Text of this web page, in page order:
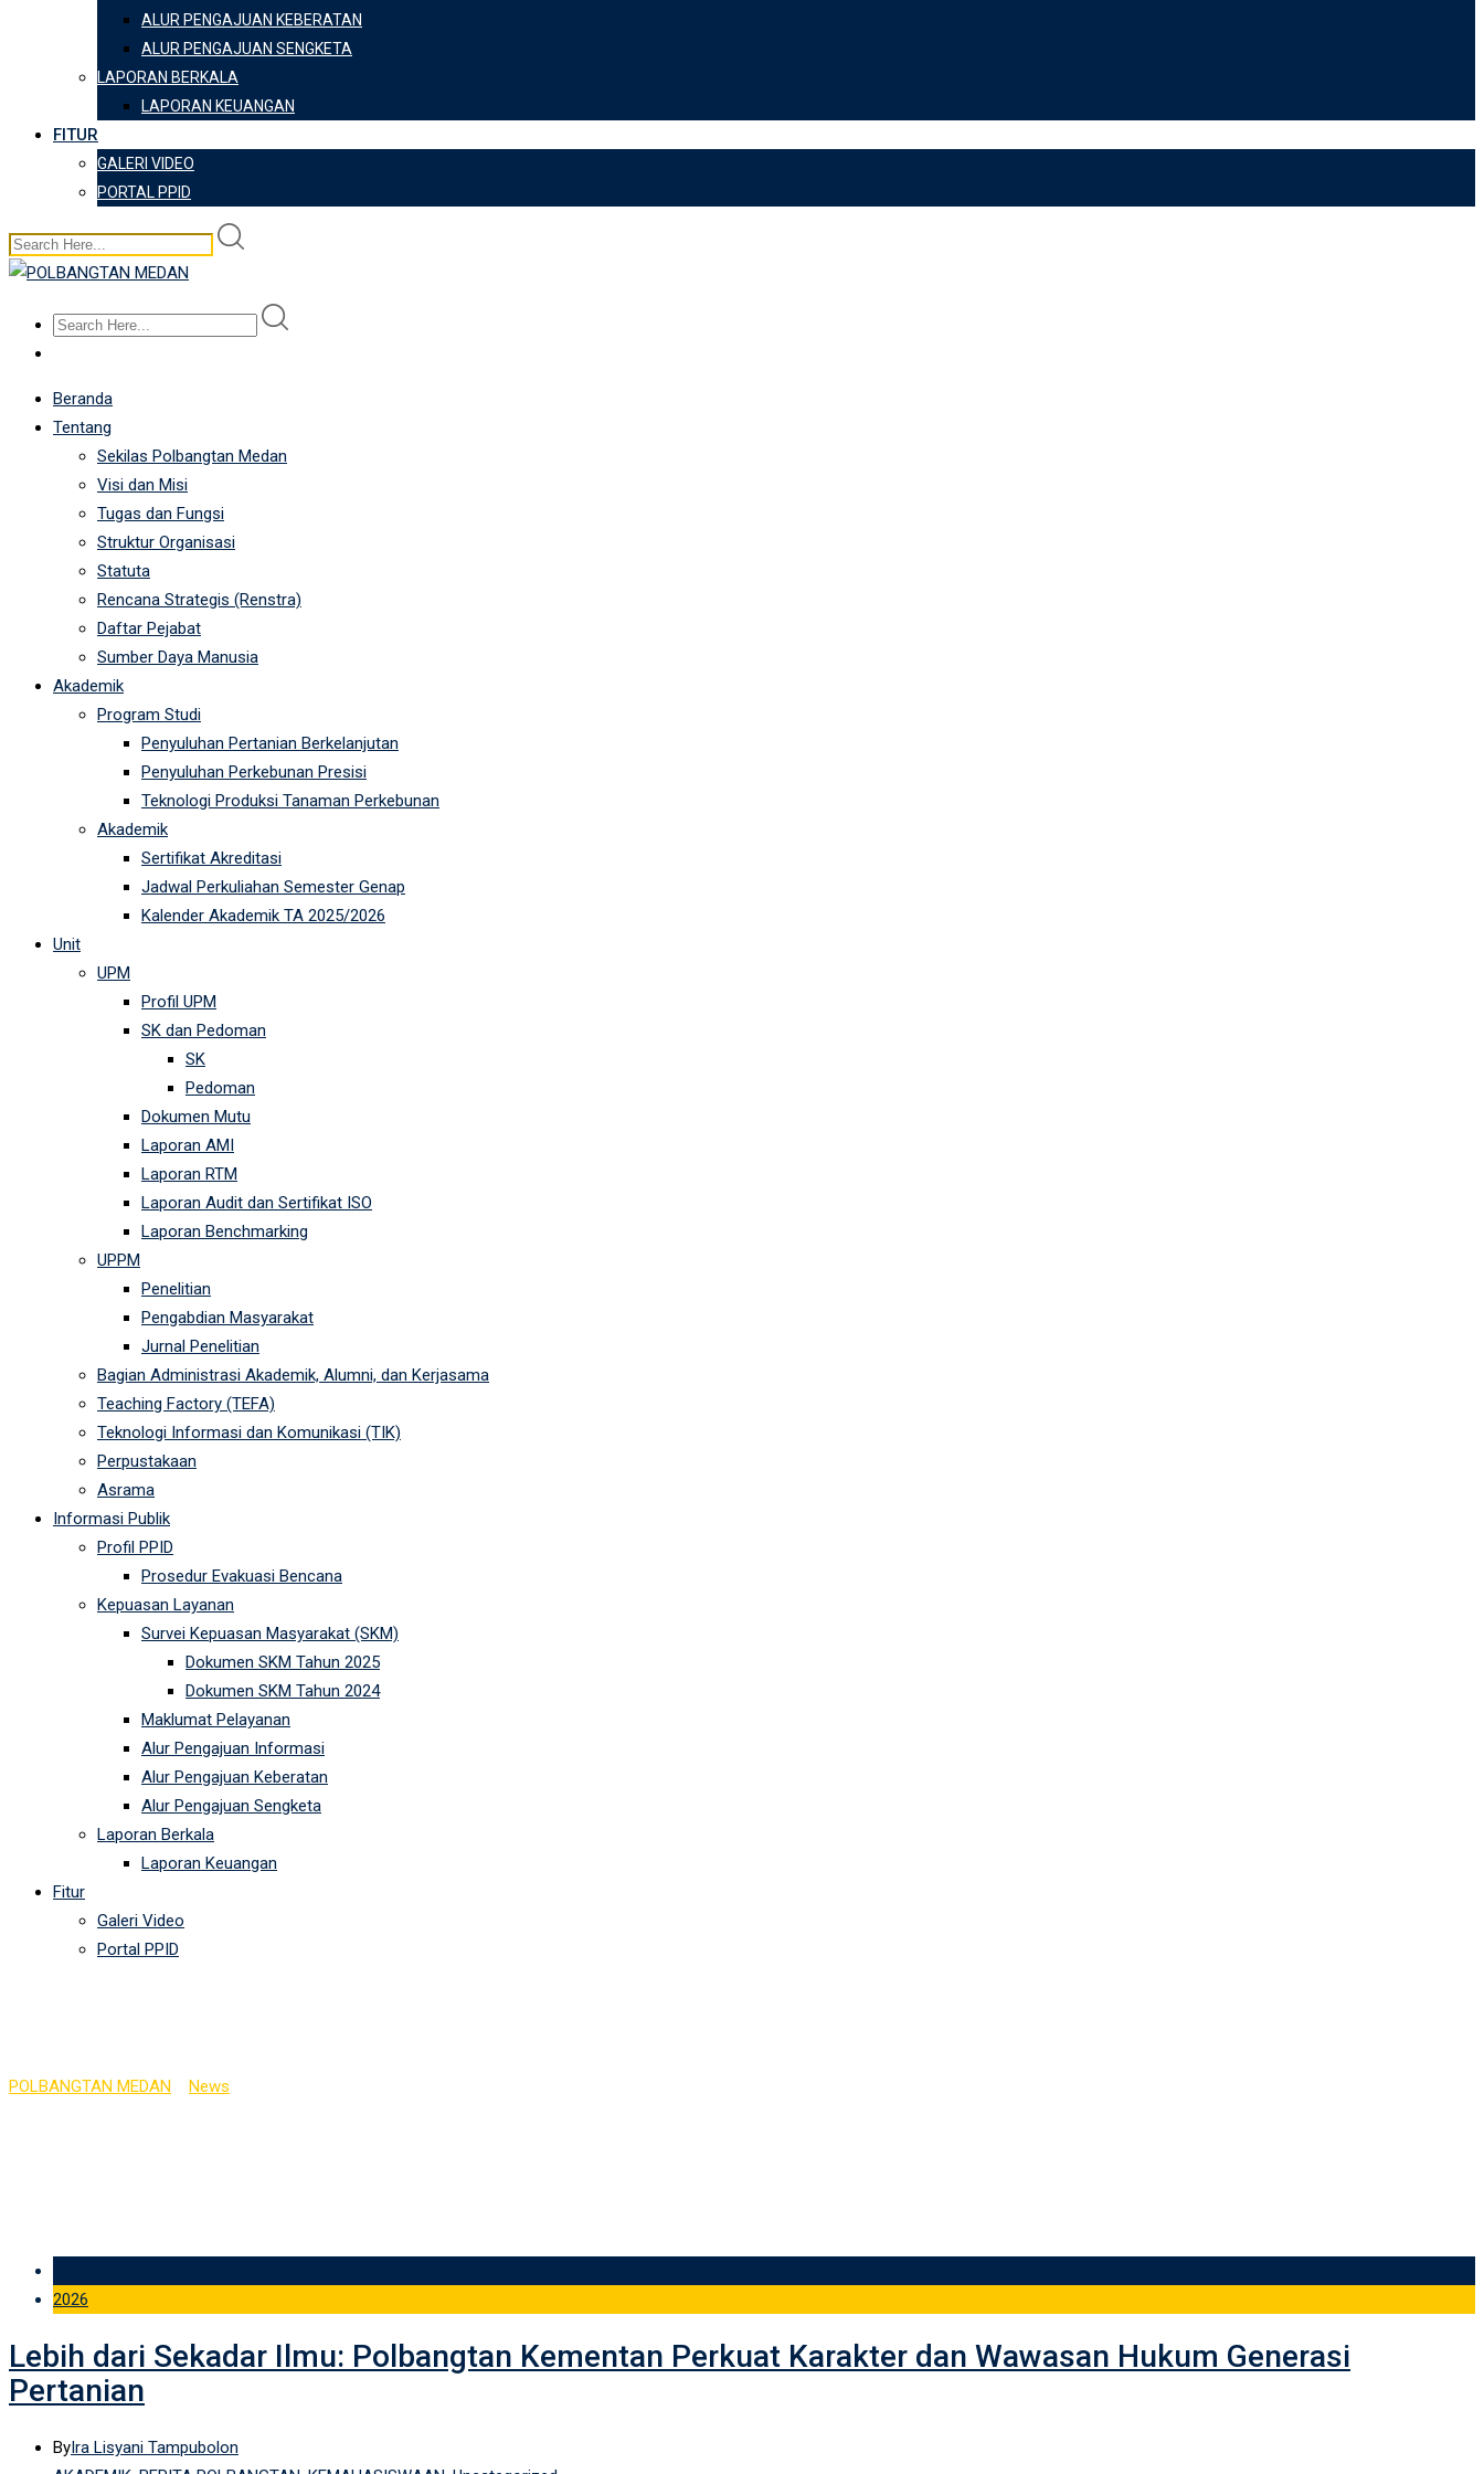
ALUR PENGAJUAN KEBERATAN
ALUR PENGAJUAN SENGKETA
LAPORAN BERKALA
LAPORAN KEUANGAN
FITUR
GALERI VIDEO
PORTAL PPID
Beranda
Tentang
Sekilas Polbangtan Medan
Visi dan Misi
Tugas dan Fungsi
Struktur Organisasi
Statuta
Rencana Strategis (Renstra)
Daftar Pejabat
Sumber Daya Manusia
Akademik
Program Studi
Penyuluhan Pertanian Berkelanjutan
Penyuluhan Perkebunan Presisi
Teknologi Produksi Tanaman Perkebunan
Akademik
Sertifikat Akreditasi
Jadwal Perkuliahan Semester Genap
Kalender Akademik TA 2025/2026
Unit
UPM
Profil UPM
SK dan Pedoman
SK
Pedoman
Dokumen Mutu
Laporan AMI
Laporan RTM
Laporan Audit dan Sertifikat ISO
Laporan Benchmarking
UPPM
Penelitian
Pengabdian Masyarakat
Jurnal Penelitian
Bagian Administrasi Akademik, Alumni, dan Kerjasama
Teaching Factory (TEFA)
Teknologi Informasi dan Komunikasi (TIK)
Perpustakaan
Asrama
Informasi Publik
Profil PPID
Prosedur Evakuasi Bencana
Kepuasan Layanan
Survei Kepuasan Masyarakat (SKM)
Dokumen SKM Tahun 2025
Dokumen SKM Tahun 2024
Maklumat Pelayanan
Alur Pengajuan Informasi
Alur Pengajuan Keberatan
Alur Pengajuan Sengketa
Laporan Berkala
Laporan Keuangan
Fitur
Galeri Video
Portal PPID
POLBANGTAN MEDAN News
2026
Lebih dari Sekadar Ilmu: Polbangtan Kementan Perkuat Karakter dan Wawasan Hukum Generasi
Pertanian
ByIra Lisyani Tampubolon